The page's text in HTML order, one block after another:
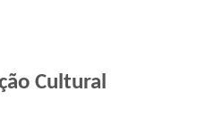
Cultural